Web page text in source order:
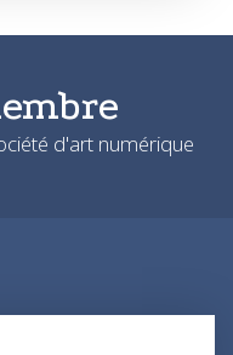
d'art numérique